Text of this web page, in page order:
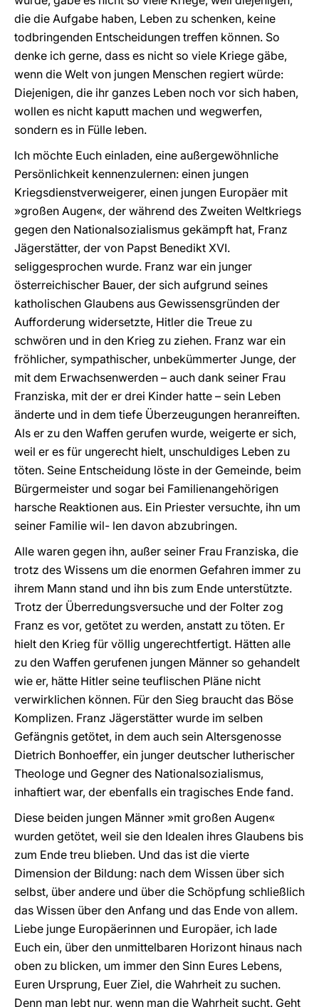
die die Aufgabe haben, Leben zu schenken, keine
todbringenden Entscheidungen treffen können. So
denke ich gerne, dass es nicht so viele Kriege gäbe,
wenn die Welt von jungen Menschen regiert würde:
Diejenigen, die ihr ganzes Leben noch vor sich haben,
wollen es nicht kaputt machen und wegwerfen,
sondern es in Fülle leben.
Ich möchte Euch einladen, eine außergewöhnliche
Persönlichkeit kennenzulernen: einen jungen
Kriegsdienstverweigerer, einen jungen Europäer mit
»großen Augen«, der während des Zweiten Weltkriegs
gegen den Nationalsozialismus gekämpft hat, Franz
Jägerstätter, der von Papst Benedikt XVI.
seliggesprochen wurde. Franz war ein junger
österreichischer Bauer, der sich aufgrund seines
katholischen Glaubens aus Gewissensgründen der
Aufforderung widersetzte, Hitler die Treue zu
schwören und in den Krieg zu ziehen. Franz war ein
fröhlicher, sympathischer, unbekümmerter Junge, der
mit dem Erwachsenwerden – auch dank seiner Frau
Franziska, mit der er drei Kinder hatte – sein Leben
änderte und in dem tiefe Überzeugungen heranreiften.
Als er zu den Waffen gerufen wurde, weigerte er sich,
weil er es für ungerecht hielt, unschuldiges Leben zu
töten. Seine Entscheidung löste in der Gemeinde, beim
Bürgermeister und sogar bei Familienangehörigen
harsche Reaktionen aus. Ein Priester versuchte, ihn um
seiner Familie wil- len davon abzubringen.
Alle waren gegen ihn, außer seiner Frau Franziska, die
trotz des Wissens um die enormen Gefahren immer zu
ihrem Mann stand und ihn bis zum Ende unterstützte.
Trotz der Überredungsversuche und der Folter zog
Franz es vor, getötet zu werden, anstatt zu töten. Er
hielt den Krieg für völlig ungerechtfertigt. Hätten alle
zu den Waffen gerufenen jungen Männer so gehandelt
wie er, hätte Hitler seine teuflischen Pläne nicht
verwirklichen können. Für den Sieg braucht das Böse
Komplizen. Franz Jägerstätter wurde im selben
Gefängnis getötet, in dem auch sein Altersgenosse
Dietrich Bonhoeffer, ein junger deutscher lutherischer
Theologe und Gegner des Nationalsozialismus,
inhaftiert war, der ebenfalls ein tragisches Ende fand.
Diese beiden jungen Männer »mit großen Augen«
wurden getötet, weil sie den Idealen ihres Glaubens bis
zum Ende treu blieben. Und das ist die vierte
Dimension der Bildung: nach dem Wissen über sich
selbst, über andere und über die Schöpfung schließlich
das Wissen über den Anfang und das Ende von allem.
Liebe junge Europäerinnen und Europäer, ich lade
Euch ein, über den unmittelbaren Horizont hinaus nach
oben zu blicken, um immer den Sinn Eures Lebens,
Euren Ursprung, Euer Ziel, die Wahrheit zu suchen.
Denn man lebt nur, wenn man die Wahrheit sucht. Geht